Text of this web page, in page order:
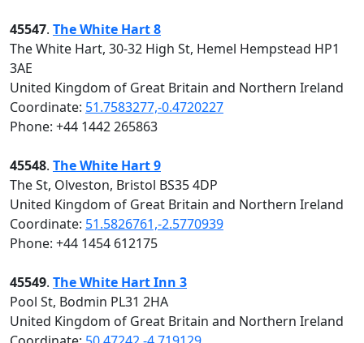
45547. The White Hart 8
The White Hart, 30-32 High St, Hemel Hempstead HP1
3AE
United Kingdom of Great Britain and Northern Ireland
Coordinate: 51.7583277,-0.4720227
Phone: +44 1442 265863
45548. The White Hart 9
The St, Olveston, Bristol BS35 4DP
United Kingdom of Great Britain and Northern Ireland
Coordinate: 51.5826761,-2.5770939
Phone: +44 1454 612175
45549. The White Hart Inn 3
Pool St, Bodmin PL31 2HA
United Kingdom of Great Britain and Northern Ireland